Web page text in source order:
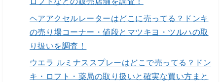
ヘアアクセルレーターはどこに売ってる？ドンキ
の売り場コーナー・値段とマツキヨ・ツルハの取
り扱いを調査！
ウエラ ルミナススプレーはどこで売ってる？ドン
キ・ロフト・薬局の取り扱いと確実な買い方まと